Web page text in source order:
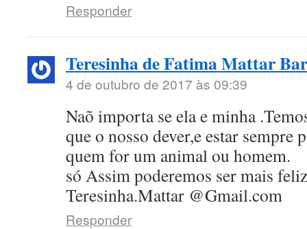
Responder
Teresinha de Fatima Mattar
4 de outubro de 2017 às 09:39
Naõ importa se ela e minha
que o nosso dever,e estar sempre
quem for um animal ou homem.
só Assim poderemos ser mais
Teresinha.Mattar @Gmail.com
Responder